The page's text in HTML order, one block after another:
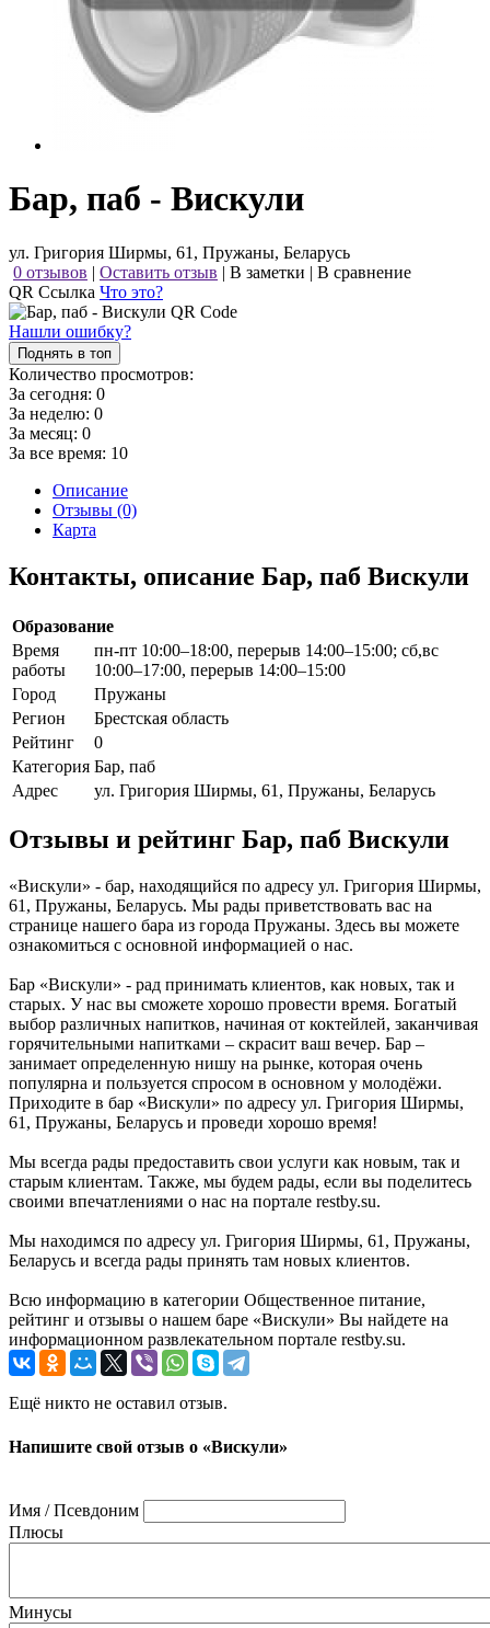
Бар, паб - Вискули
ул. Григория Ширмы, 61, Пружаны, Беларусь
0 отзывов | Оставить отзыв | В заметки | В сравнение
QR Ссылка Что это?
Нашли ошибку?
Поднять в топ
Количество просмотров:
За сегодня: 0
За неделю: 0
За месяц: 0
За все время: 10
Описание
Отзывы (0)
Карта
Контакты, описание Бар, паб Вискули
Образование
Время
работы
пн-пт 10:00–18:00, перерыв 14:00–15:00; сб,вс
10:00–17:00, перерыв 14:00–15:00
Город
Пружаны
Регион
Брестская область
Рейтинг
0
Категория Бар, паб
Адрес
ул. Григория Ширмы, 61, Пружаны, Беларусь
Отзывы и рейтинг Бар, паб Вискули
«Вискули» - бар, находящийся по адресу ул. Григория Ширмы,
61, Пружаны, Беларусь. Мы рады приветствовать вас на
странице нашего бара из города Пружаны. Здесь вы можете
ознакомиться с основной информацией о нас.
Бар «Вискули» - рад принимать клиентов, как новых, так и
старых. У нас вы сможете хорошо провести время. Богатый
выбор различных напитков, начиная от коктейлей, заканчивая
горячительными напитками – скрасит ваш вечер. Бар –
занимает определенную нишу на рынке, которая очень
популярна и пользуется спросом в основном у молодёжи.
Приходите в бар «Вискули» по адресу ул. Григория Ширмы,
61, Пружаны, Беларусь и проведи хорошо время!
Мы всегда рады предоставить свои услуги как новым, так и
старым клиентам. Также, мы будем рады, если вы поделитесь
своими впечатлениями о нас на портале restby.su.
Мы находимся по адресу ул. Григория Ширмы, 61, Пружаны,
Беларусь и всегда рады принять там новых клиентов.
Всю информацию в категории Общественное питание,
рейтинг и отзывы о нашем баре «Вискули» Вы найдете на
информационном развлекательном портале restby.su.
Ещё никто не оставил отзыв.
Напишите свой отзыв о «Вискули»
Имя / Псевдоним
Плюсы
Минусы